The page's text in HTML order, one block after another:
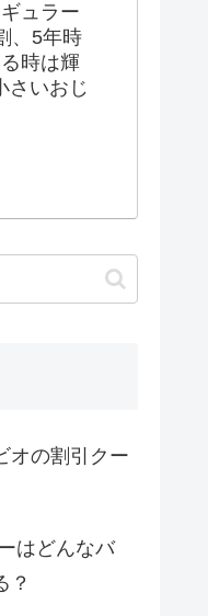
ュラー
、5年時
時は輝
さいおじ
オの割引クー
はどんなバ
？